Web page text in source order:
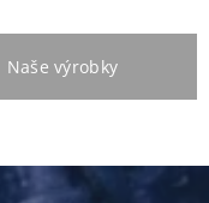
Naše výrobky